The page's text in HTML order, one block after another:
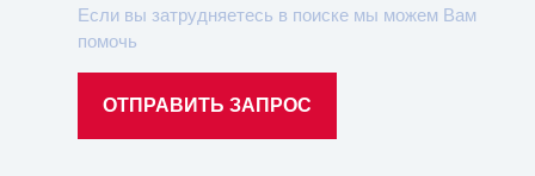
Если вы затрудняетесь в поиске мы можем Вам
помочь
ОТПРАВИТЬ ЗАПРОС